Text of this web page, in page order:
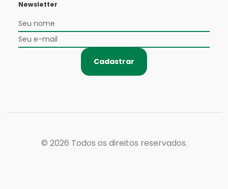
Newsletter
Cadastrar
© 2026 Todos os direitos reservados.